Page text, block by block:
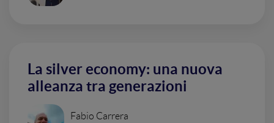
La silver economy: una nuova
alleanza tra generazioni
Fabio Carrera